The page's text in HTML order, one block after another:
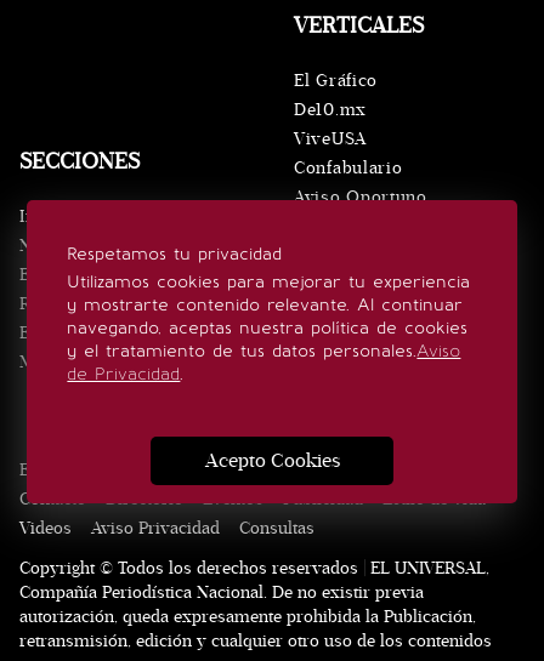
Respetamos tu privacidad
Utilizamos cookies para mejorar tu experiencia
y mostrarte contenido relevante. Al continuar
navegando, aceptas nuestra política de cookies
y el tratamiento de tus datos personales.Aviso
de Privacidad.
Acepto Cookies
SECCIONES
Inicio
Noticias
Eventos
Realeza
Estilo de vida
Minuto x Minuto
VERTICALES
El Gráfico
De10.mx
ViveUSA
Confabulario
Aviso Oportuno
SÍGUENOS
Edición Impresa Noticias Quiénes somos
Contacto
Directorio Eventos Publicidad
Estilo de vida
Videos
Aviso Privacidad
Consultas
Copyright © Todos los derechos reservados | EL UNIVERSAL,
Compañía Periodística Nacional. De no existir previa
autorización, queda expresamente prohibida la Publicación,
retransmisión, edición y cualquier otro uso de los contenidos